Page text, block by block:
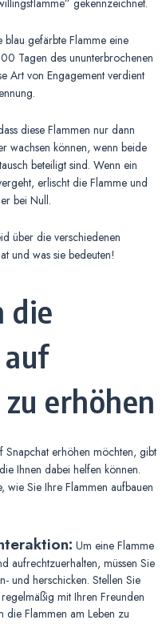
gekennzeichnet.
blau gefärbte Flamme eine
Tagen des ununterbrochenen
Art von Engagement verdient
diese Flammen nur dann
wachsen können, wenn beide
beteiligt sind. Wenn ein
erlischt die Flamme und
bei Null.
über die verschiedenen
und was sie bedeuten!
die
auf
erhöhen
Snapchat erhöhen möchten, gibt
Ihnen dabei helfen können.
wie Sie Ihre Flammen aufbauen
Um eine Flamme
aufrechtzuerhalten, müssen Sie
und herschicken. Stellen Sie
mit Ihren Freunden
die Flammen am Leben zu